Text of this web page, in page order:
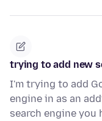
trying to add new
I'm trying to add
engine in as an
search engine